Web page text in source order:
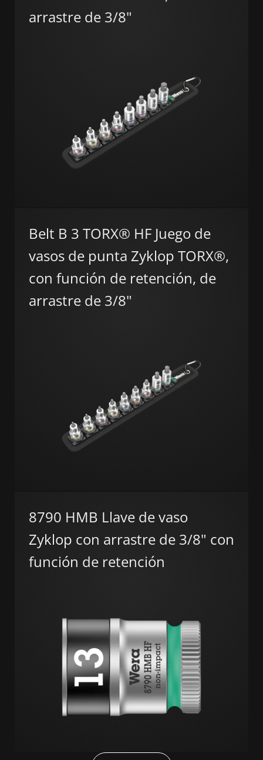
arrastre de 3/8"
Belt B 3 TORX® HF Juego de
vasos de punta Zyklop TORX®,
con función de retención, de
arrastre de 3/8"
8790 HMB Llave de vaso
Zyklop con arrastre de 3/8" con
función de retención